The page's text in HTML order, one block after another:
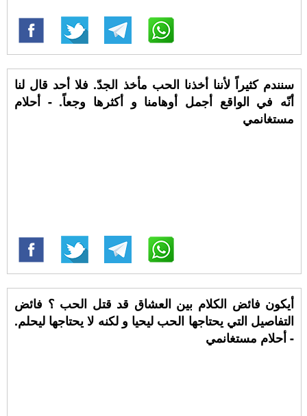
سنندم كثيراً لأننا أخذنا الحب مأخذ الجدّ. فلا أحد قال لنا
أنّه في الواقع أجمل أوهامنا و أكثرها وجعاً. - أحلام
مستغانمي
أيكون فائض الكلام بين العشاق قد قتل الحب ؟ فائض
التفاصيل التي يحتاجها الحب ليحيا و لكنه لا يحتاجها ليحلم.
- أحلام مستغانمي